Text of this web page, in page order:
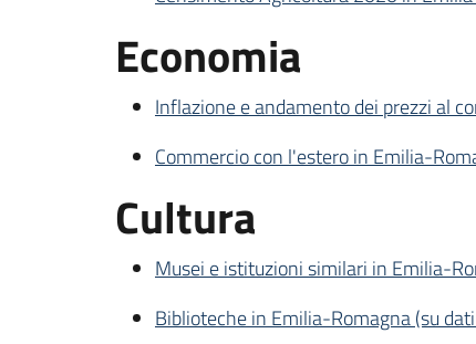
Economia
Inflazione e andamento dei prezzi al
Commercio con l'estero in Emilia-
Cultura
Musei e istituzioni similari in Emilia-
Biblioteche in Emilia-Romagna (su